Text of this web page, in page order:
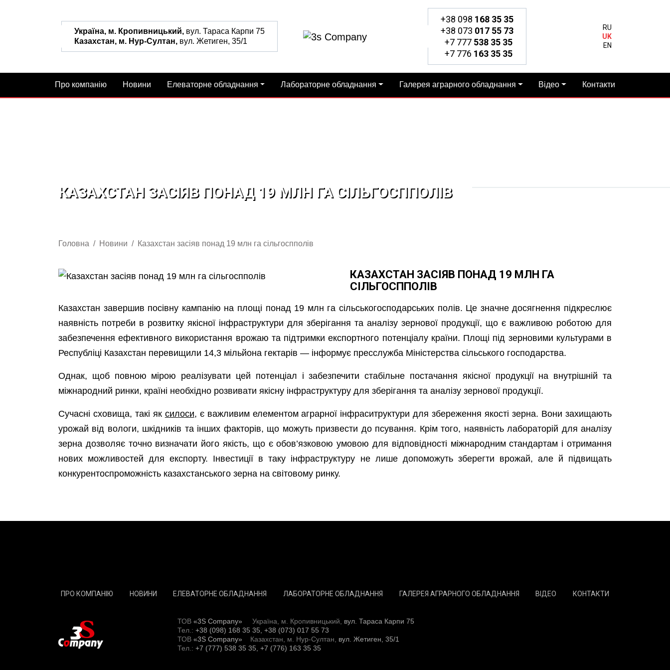
Україна, м. Кропивницький,вул. Тараса Карпи 75
Казахстан, м. Нур-Султан,вул. Жетиген, 35/1
+38 098 168 35 35
+38 073 017 55 73
+7 777 538 35 35
+7 776 163 35 35
RU
UK
EN
Про компанію Новини Елеваторне обладнання Лабораторне обладнання Галерея аграрного обладнання Відео Контакти
КАЗАХСТАН ЗАСІЯВ ПОНАД 19 МЛН ГА СІЛЬГОСППОЛІВ
Головна Новини Казахстан засіяв понад 19 млн га сільгоспполів
КАЗАХСТАН ЗАСІЯВ ПОНАД 19 МЛН ГА
СІЛЬГОСППОЛІВ
Казахстан завершив посівну кампанію на площі понад 19 млн га сільськогосподарських полів. Це значне досягнення підкреслює
наявність потреби в розвитку якісної інфраструктури для зберігання та аналізу зернової продукції, що є важливою роботою для
забезпечення ефективного використання врожаю та підтримки експортного потенціалу країни. Площі під зерновими культурами в
Республіці Казахстан перевищили 14,3 мільйона гектарів — інформує пресслужба Міністерства сільського господарства.
Однак, щоб повною мірою реалізувати цей потенціал і забезпечити стабільне постачання якісної продукції на внутрішній та
міжнародний ринки, країні необхідно розвивати якісну інфраструктуру для зберігання та аналізу зернової продукції.
Сучасні сховища, такі як силоси, є важливим елементом аграрної інфраситруктури для збереження якості зерна. Вони захищають
урожай від вологи, шкідників та інших факторів, що можуть призвести до псування. Крім того, наявність лабораторій для аналізу
зерна дозволяє точно визначати його якість, що є обов’язковою умовою для відповідності міжнародним стандартам і отримання
нових можливостей для експорту. Інвестиції в таку інфраструктуру не лише допоможуть зберегти врожай, але й підвищать
конкурентоспроможність казахстанського зерна на світовому ринку.
ПРО КОМПАНІЮ НОВИНИ ЕЛЕВАТОРНЕ ОБЛАДНАННЯ ЛАБОРАТОРНЕ ОБЛАДНАННЯ ГАЛЕРЕЯ АГРАРНОГО ОБЛАДНАННЯ ВІДЕО КОНТАКТИ
ТОВ «3S Company» Україна, м. Кропивницький, вул. Тараса Карпи 75
Тел.: +38 (098) 168 35 35, +38 (073) 017 55 73
ТОВ «3S Company» Казахстан, м. Нур-Султан, вул. Жетиген, 35/1
Тел.: +7 (777) 538 35 35, +7 (776) 163 35 35